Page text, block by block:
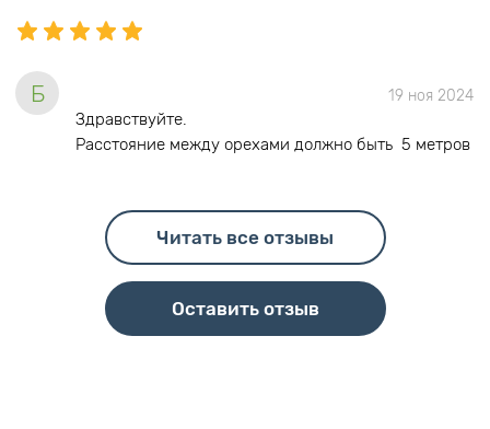
Б 19 ноя 2024
Здравствуйте.
Расстояние между орехами должно быть 5 метров
Читать все отзывы
Оставить отзыв